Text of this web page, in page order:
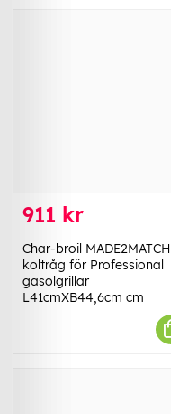
911 kr
Char-broil MADE2MATCH
koltråg för Professional
gasolgrillar
L41cmXB44,6cm cm